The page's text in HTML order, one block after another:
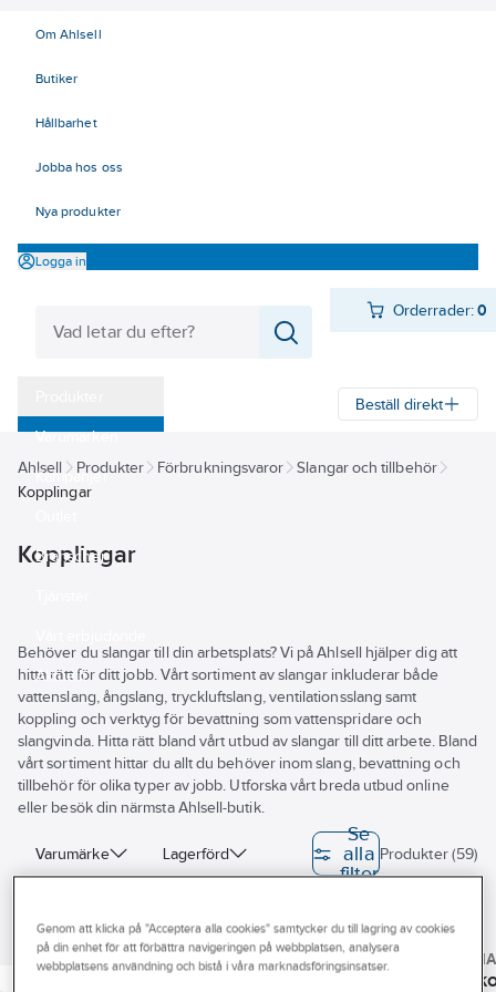
Om Ahlsell
Butiker
Hållbarhet
Jobba hos oss
Nya produkter
Logga in
Orderrader:0
Varumärken
Kampanjer
Branscher
Aktuellt
Beställ direkt
Ahlsell Produkter Förbrukningsvaror
Slangar och tillbehör
Kopplingar
Kopplingar
Behöver du slangar till din arbetsplats? Vi på Ahlsell hjälper dig att
hitta rätt för ditt jobb. Vårt sortiment av slangar inkluderar både
vattenslang, ångslang, tryckluftslang, ventilationsslang samt
koppling och verktyg för bevattning som vattenspridare och
slangvinda. Hitta rätt bland vårt utbud av slangar till ditt arbete. Bland
vårt sortiment hittar du allt du behöver inom slang, bevattning och
tillbehör för olika typer av jobb. Utforska vårt breda utbud online
eller besök din närmsta Ahlsell-butik.
Varumärke Lagerförd
Anslutningsstorlek
Se
alla
filter
Produkter (59)
IRONSIDE
Grundset
HOZELOCK
Snabbkoppling
Krankoppling
Genom att klicka på "Acceptera alla cookies" samtycker du till lagring av cookies
på din enhet för att förbättra navigeringen på webbplatsen, analysera
webbplatsens användning och bistå i våra marknadsföringsinsatser.